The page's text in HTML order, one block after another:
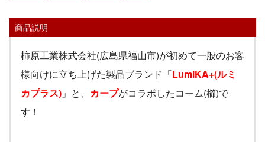
商品説明
柿原工業株式会社(広島県福山市)が初めて一般のお客
様向けに立ち上げた製品ブランド「LumiKA+(ルミ
カプラス) 」と、 カープがコラボしたコーム(櫛)で
す！